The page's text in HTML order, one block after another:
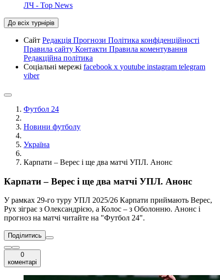
ЛЧ - Top News
До всіх турнірів
Сайт Редакція Прогнози Політика конфіденційності
Правила сайту Контакти Правила коментування
Редакційна політика
Соціальні мережі facebook x youtube instagram telegram
viber
Футбол 24
Новини футболу
Україна
Карпати – Верес і ще два матчі УПЛ. Анонс
Карпати – Верес і ще два матчі УПЛ. Анонс
У рамках 29-го туру УПЛ 2025/26 Карпати приймають Верес,
Рух зіграє з Олександрією, а Колос – з Оболонню. Анонс і
прогноз на матчі читайте на "Футбол 24".
Поділитись
0
коментарі